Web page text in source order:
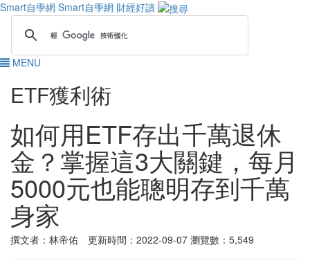
Smart自學網 Smart自學網 財經好讀
MENU
ETF獲利術
如何用ETF存出千萬退休
金？掌握這3大關鍵，每月
5000元也能聰明存到千萬
身家
撰文者：林帝佑 更新時間：2022-09-07 瀏覽數：5,549